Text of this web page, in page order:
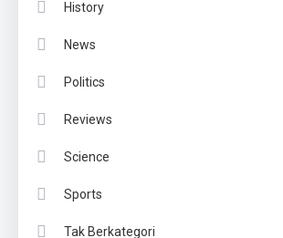
History
News
Politics
Reviews
Science
Sports
Tak Berkategori